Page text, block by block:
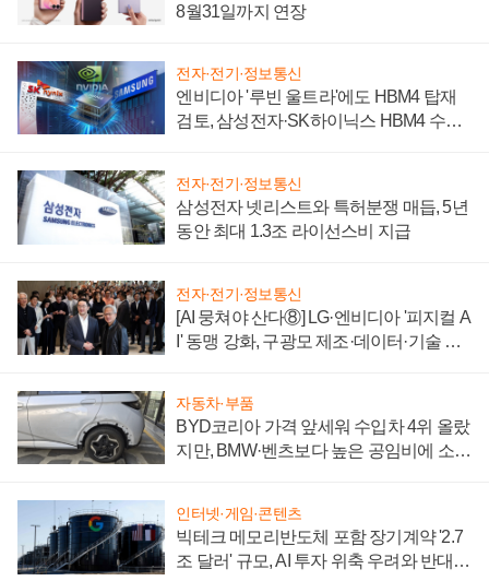
8월31일까지 연장
전자·전기·정보통신
엔비디아 '루빈 울트라'에도 HBM4 탑재
검토, 삼성전자·SK하이닉스 HBM4 수율
전자·전기·정보통신
삼성전자 넷리스트와 특허분쟁 매듭, 5년
동안 최대 1.3조 라이선스비 지급
전자·전기·정보통신
[AI 뭉쳐야 산다⑧] LG·엔비디아 '피지컬 A
I' 동맹 강화, 구광모 제조·데이터·기술 결
자동차·부품
BYD코리아 가격 앞세워 수입차 4위 올랐
지만, BMW·벤츠보다 높은 공임비에 소비
인터넷·게임·콘텐츠
빅테크 메모리반도체 포함 장기계약 '2.7
조 달러' 규모, AI 투자 위축 우려와 반대